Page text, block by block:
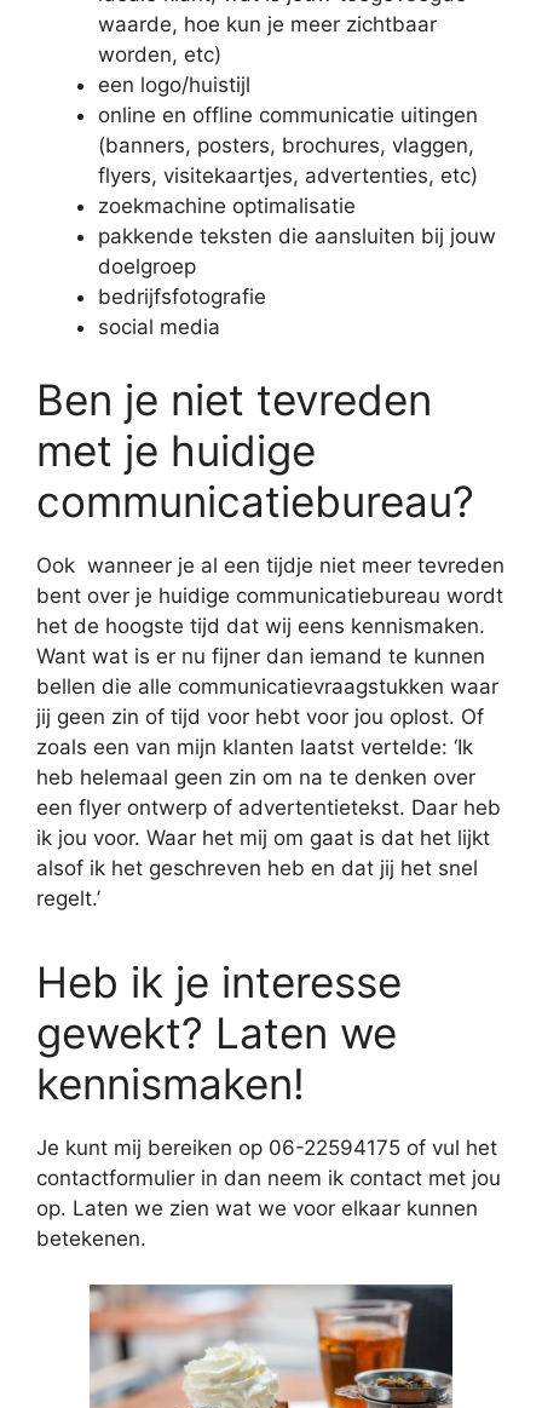
waarde, hoe kun je meer zichtbaar
worden, etc)
een logo/huistijl
online en offline communicatie uitingen
(banners, posters, brochures, vlaggen,
flyers, visitekaartjes, advertenties, etc)
zoekmachine optimalisatie
pakkende teksten die aansluiten bij jouw
doelgroep
bedrijfsfotografie
social media
Ben je niet tevreden
met je huidige
communicatiebureau?
Ook wanneer je al een tijdje niet meer tevreden
bent over je huidige communicatiebureau wordt
het de hoogste tijd dat wij eens kennismaken.
Want wat is er nu fijner dan iemand te kunnen
bellen die alle communicatievraagstukken waar
jij geen zin of tijd voor hebt voor jou oplost. Of
zoals een van mijn klanten laatst vertelde: ‘Ik
heb helemaal geen zin om na te denken over
een flyer ontwerp of advertentietekst. Daar heb
ik jou voor. Waar het mij om gaat is dat het lijkt
alsof ik het geschreven heb en dat jij het snel
regelt.’
Heb ik je interesse
gewekt? Laten we
kennismaken!
Je kunt mij bereiken op 06-22594175 of vul het
contactformulier in dan neem ik contact met jou
op. Laten we zien wat we voor elkaar kunnen
betekenen.